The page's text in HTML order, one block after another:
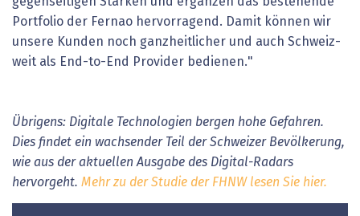
Portfolio der Fernao hervorragend. Damit können wir
unsere Kunden noch ganzheitlicher und auch Schweiz-
weit als End-to-End Provider bedienen."
Übrigens: Digitale Technologien bergen hohe Gefahren.
Dies findet ein wachsender Teil der Schweizer Bevölkerung,
wie aus der aktuellen Ausgabe des Digital-Radars
hervorgeht. Mehr zu der Studie der FHNW lesen Sie hier.